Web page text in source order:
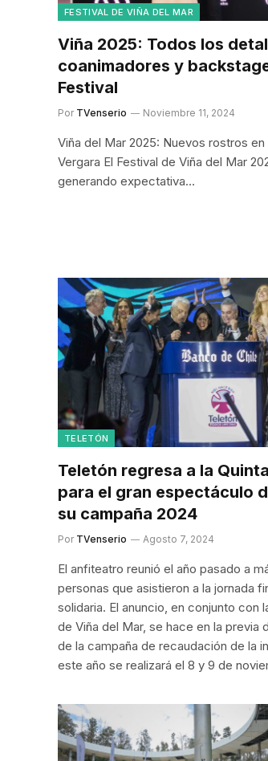
FESTIVAL DE VIÑA DEL MAR
Viña 2025: Todos los
coanimadores y
Festival
Por TVenserio Noviembre 11, 2024
Viña del Mar 2025: Nuevos rostros en
Vergara El Festival de Viña del Mar
generando expectativa…
TELETÓN
Teletón regresa a la
para el gran espectáculo
su campaña 2024
Por TVenserio Agosto 7, 2024
El anfiteatro reunió el año pasado a
personas que asistieron a la jornada
solidaria. El anuncio, en conjunto con
de Viña del Mar, se hace en la previa
de la campaña de recaudación de la
este año se realizará el 8 y 9 de